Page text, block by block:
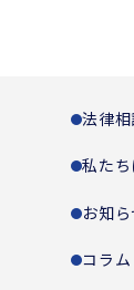
法律
私た
お知ら
コラム